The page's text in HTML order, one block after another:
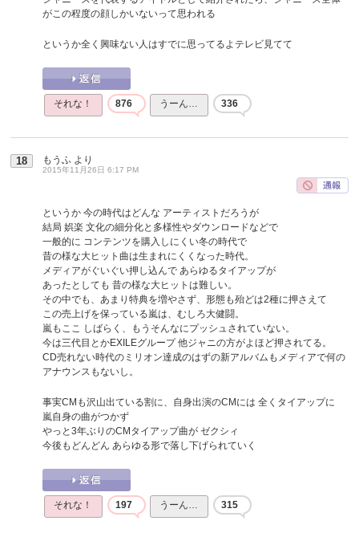
がこの程度の顔しかいないって思われる
というか全く興味ない人はすでに思ってるよテレビ見てて
それな！ 876 うーん… 336
18 もうふ より
2015年11月26日 6:17 PM
というか 今の時代はどんな アーティストだろうが
結局 娯楽 文化の細分化と多様性やダウンロードなどで
一般的に コンテンツを購入しにくい冬の時代で
昔の様な大ヒット曲は生まれにくくなった時代。
メディアがぐいぐい押し込んで あらゆるタイアップが
あったとしても 昔の様な大ヒットは難しい。
その中でも、あまり特典を増やさず、形態も殆どは2種に押さえて
この売上げを保っている嵐は、むしろ大健闘。
嵐もここ しばらく、もうそんなにプッシュされていない。
今は三代目とかEXILEグループ 他ジャニの方がよほど押されてる。
CD売れない時代のミリオン達成のはずの新アルバムもメディアで何の
アナウンスもないし。
事実CMも沢山出ている割に、自身出演のCMには 全くタイアップに
嵐自身の曲がつかず
やっと3年ぶりのCMタイアップ曲が ゼクシィ
今後もどんどん あらゆる形で落し下げられていく
それな！ 197 うーん… 315